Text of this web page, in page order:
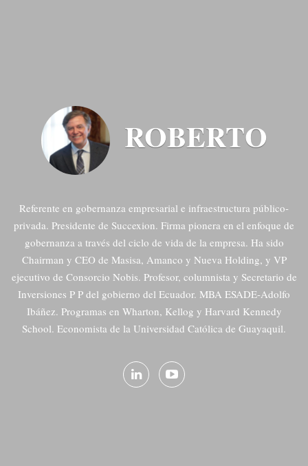
ROBERTO
Referente en gobernanza empresarial e infraestructura público-
privada. Presidente de Succexion. Firma pionera en el enfoque de
gobernanza a través del ciclo de vida de la empresa. Ha sido
Chairman y CEO de Masisa, Amanco y Nueva Holding, y VP
ejecutivo de Consorcio Nobis. Profesor, columnista y Secretario de
Inversiones P P del gobierno del Ecuador. MBA ESADE-Adolfo
Ibáñez. Programas en Wharton, Kellog y Harvard Kennedy
School. Economista de la Universidad Católica de Guayaquil.